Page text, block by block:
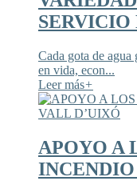
SERVICIO
Cada gota de agua
en vida, econ...
Leer más+
APOYO A